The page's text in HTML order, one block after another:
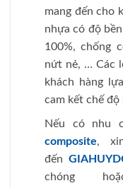
mang đến cho
nhựa có độ
100%, chống
nứt nẻ, … Các
khách hàng
cam kết chế độ
Nếu có nhu
composite,
đến
chóng